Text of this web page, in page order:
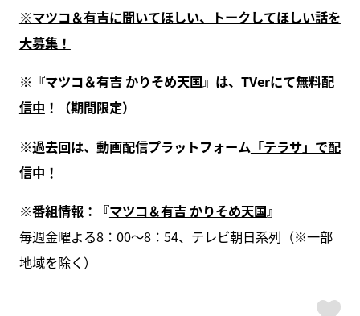
※マツコ＆有吉に聞いてほしい、トークしてほしい話を
大募集！
※『マツコ＆有吉 かりそめ天国』は、 TVerにて無料配
信中 ！（期間限定）
※過去回は、動画配信プラットフォーム 「テラサ」で配
信中 ！
※番組情報：『マツコ＆有吉 かりそめ天国』
毎週金曜よる8：00～8：54、テレビ朝日系列（※一部
地域を除く）